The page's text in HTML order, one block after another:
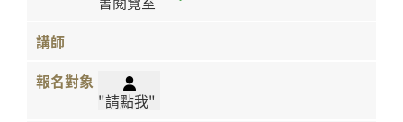
"請點我"